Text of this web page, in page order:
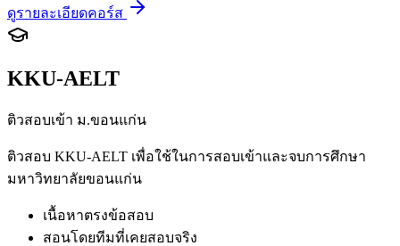
ดูรายละเอียดคอร์ส
KKU-AELT
ติวสอบเข้า ม.ขอนแก่น
ติวสอบ KKU-AELT เพื่อใช้ในการสอบเข้าและจบการศึกษา
มหาวิทยาลัยขอนแก่น
เนื้อหาตรงข้อสอบ
สอนโดยทีมที่เคยสอบจริง